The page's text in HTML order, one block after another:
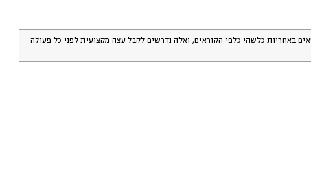
באחריות כלשהי כלפי הקוראים, ואלה נדרשים לקבל עצה מקצועית לפני כל פעולה